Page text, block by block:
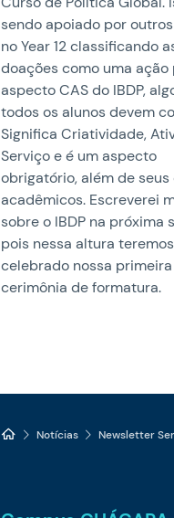
sendo apoiado por
no Year 12 classificando
doações como uma ação
aspecto CAS do IBDP,
todos os alunos devem
Significa Criatividade,
Serviço e é um aspecto
obrigatório, além de
acadêmicos. Escreverei
sobre o IBDP na próxima
pois nessa altura teremos
celebrado nossa primeira
cerimônia de formatura.
Notícias Newsletter